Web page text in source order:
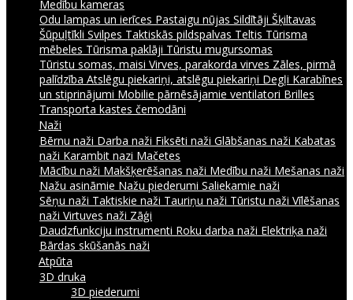
Medību kameras
Odu lampas un ierīces Pastaigu nūjas Sildītāji Šķiltavas
Šūpuļtīkli Svilpes Taktiskās pildspalvas Teltis Tūrisma
mēbeles Tūrisma paklāji Tūristu mugursomas
Tūristu somas, maisi Virves, parakorda virves Zāles, pirmā
palīdzība Atslēgu piekariņi, atslēgu piekariņi Degļi Karabīnes
un stiprinājumi Mobilie pārnēsājamie ventilatori Brilles
Transporta kastes čemodāni
Naži
Bērnu naži Darba naži Fiksēti naži Glābšanas naži Kabatas
naži Karambit nazi Mačetes
Mācību naži Makšķerēšanas naži Medību naži Mešanas naži
Nažu asināmie Nažu piederumi Saliekamie naži
Sēņu naži Taktiskie naži Tauriņu naži Tūristu naži Vīlēšanas
naži Virtuves naži Zāģi
Daudzfunkciju instrumenti Roku darba naži Elektriķa naži
Bārdas skūšanās naži
Atpūta
3D druka
3D piederumi